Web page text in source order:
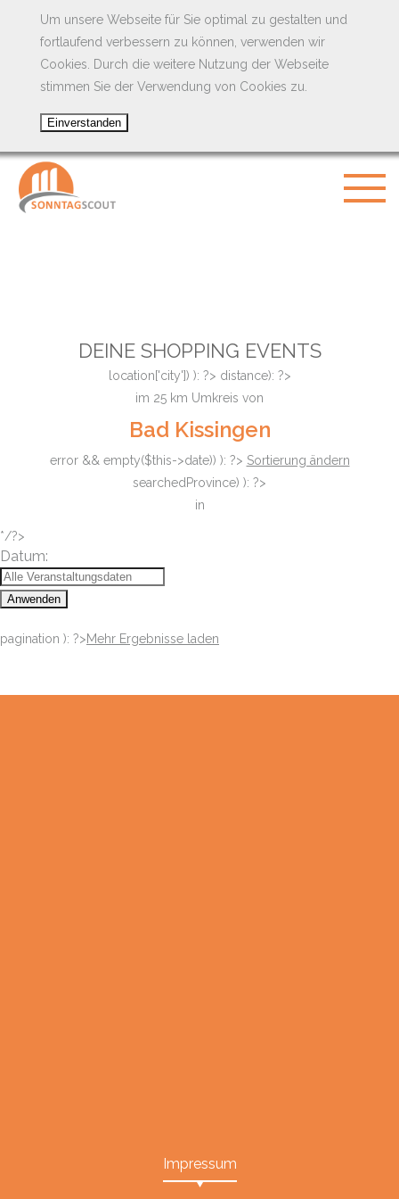
Um unsere Webseite für Sie optimal zu gestalten und
fortlaufend verbessern zu können, verwenden wir
Cookies. Durch die weitere Nutzung der Webseite
stimmen Sie der Verwendung von Cookies zu.
DEINE SHOPPING EVENTS
location['city']) ): ?> distance): ?>
im 25 km Umkreis von
Bad Kissingen
error && empty($this->date)) ): ?> Sortierung ändern
searchedProvince) ): ?>
in
*/?>
Datum:
Anwenden
pagination ): ?>Mehr Ergebnisse laden
Impressum